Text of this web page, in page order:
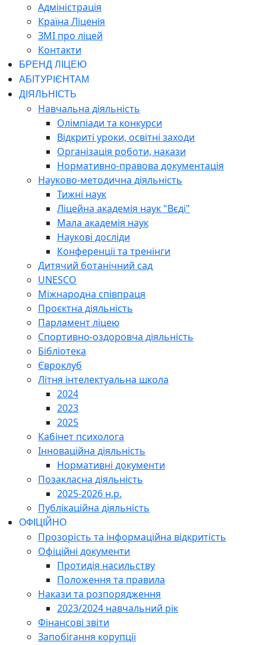
Адміністрація
Країна Ліценія
ЗМІ про ліцей
Контакти
БРЕНД ЛІЦЕЮ
АБІТУРІЄНТАМ
ДІЯЛЬНІСТЬ
Навчальна діяльність
Олімпіади та конкурси
Відкриті уроки, освітні заходи
Організація роботи, накази
Нормативно-правова документація
Науково-методична діяльність
Тижні наук
Ліцейна академія наук "Вєді"
Мала академія наук
Наукові досліди
Конференції та тренінги
Дитячий ботанічний сад
UNESCO
Міжнародна співпраця
Проєктна діяльність
Парламент ліцею
Спортивно-оздоровча діяльність
Бібліотека
Євроклуб
Літня інтелектуальна школа
2024
2023
2025
Кабінет психолога
Інноваційна діяльність
Нормативні документи
Позакласна діяльність
2025-2026 н.р.
Публікаційна діяльність
ОФІЦІЙНО
Прозорість та інформаційна відкритість
Офіційні документи
Протидія насильству
Положення та правила
Накази та розпорядження
2023/2024 навчальний рік
Фінансові звіти
Запобігання корупції